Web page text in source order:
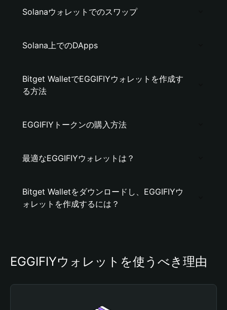
Solanaウォレットでのスワップ
Solana上でのDApps
Bitget WalletでEGGIFIYウォレットを作成す
る方法
EGGIFIYトークンの購入方法
最適なEGGIFIYウォレットは？
Bitget Walletをダウンロードし、EGGIFIYウ
ォレットを作成するには？
EGGIFIYウォレットを使うべき理由